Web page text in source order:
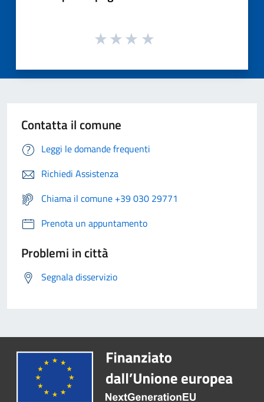
Contatta il comune
Leggi le domande frequenti
Richiedi Assistenza
Chiama il comune +39 030 29771
Prenota un appuntamento
Problemi in città
Segnala disservizio